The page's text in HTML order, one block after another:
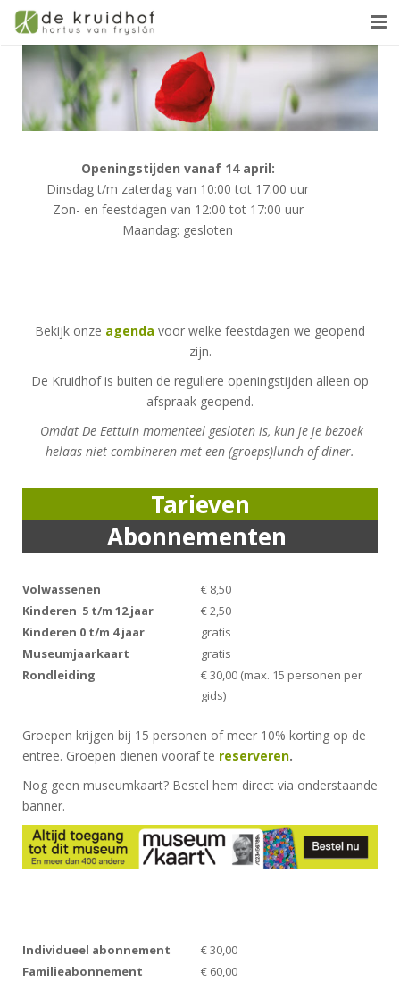
Bezoekersinfo
Collectie
Winkel
Openingstijden vanaf 14 april:
Dinsdag t/m zaterdag van 10:00 tot 17:00 uur
Zon- en feestdagen van 12:00 tot 17:00 uur
Maandag: gesloten
Bekijk onze agenda voor welke feestdagen we geopend
zijn.
De Kruidhof is buiten de reguliere openingstijden alleen op
afspraak geopend.
Omdat De Eettuin momenteel gesloten is, kun je je bezoek
helaas niet combineren met een (groeps)lunch of diner.
Tarieven
Abonnementen
Volwassenen
€ 8,50
Kinderen 5 t/m 12 jaar
€ 2,50
Kinderen 0 t/m 4 jaar
gratis
Museumjaarkaart
gratis
Rondleiding
€ 30,00 (max. 15 personen per
gids)
Groepen krijgen bij 15 personen of meer 10% korting op de
entree. Groepen dienen vooraf te reserveren.
Nog geen museumkaart? Bestel hem direct via onderstaande
banner.
Individueel abonnement
€ 30,00
Familieabonnement
€ 60,00